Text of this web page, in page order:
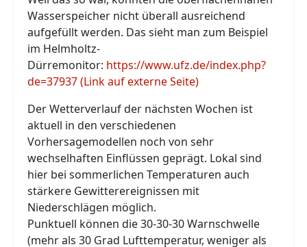
Wasserspeicher nicht überall ausreichend
aufgefüllt werden. Das sieht man zum Beispiel
im Helmholtz-
Dürremonitor: https://www.ufz.de/index.php?
de=37937 (Link auf externe Seite)
Der Wetterverlauf der nächsten Wochen ist
aktuell in den verschiedenen
Vorhersagemodellen noch von sehr
wechselhaften Einflüssen geprägt. Lokal sind
hier bei sommerlichen Temperaturen auch
stärkere Gewitterereignissen mit
Niederschlägen möglich.
Punktuell können die 30-30-30 Warnschwelle
(mehr als 30 Grad Lufttemperatur, weniger als